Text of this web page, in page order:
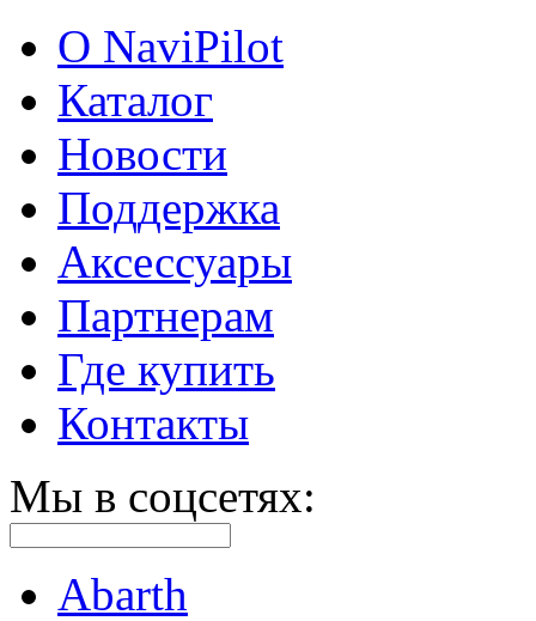
О NaviPilot
Каталог
Новости
Поддержка
Аксессуары
Партнерам
Где купить
Контакты
Мы в соцсетях:
Abarth